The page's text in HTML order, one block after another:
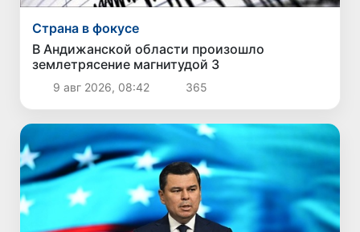
Страна в фокусе
В Андижанской области произошло
землетрясение магнитудой 3
9 авг 2026, 08:42 365